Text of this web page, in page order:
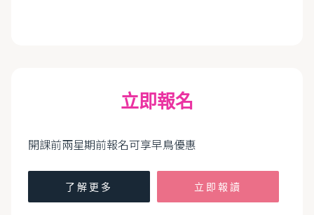
立即報名
開課前兩星期前報名可享早鳥優惠
了解更多 立即報讀